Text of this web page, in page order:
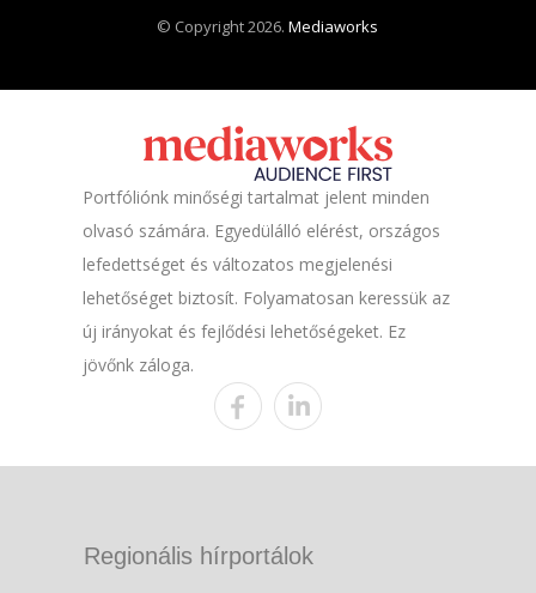
© Copyright 2026.Mediaworks
Portfóliónk minőségi tartalmat jelent minden
olvasó számára. Egyedülálló elérést, országos
lefedettséget és változatos megjelenési
lehetőséget biztosít. Folyamatosan keressük az
új irányokat és fejlődési lehetőségeket. Ez
jövőnk záloga.
Regionális hírportálok